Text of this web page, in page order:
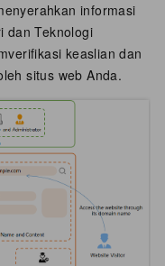
informasi
dan Teknologi
keaslian dan
situs web Anda.